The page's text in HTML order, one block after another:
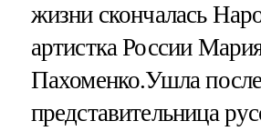
жизни скончалась
артистка России
Пахоменко.Ушла
представительница